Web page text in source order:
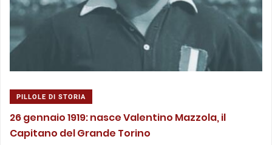
PILLOLE DI STORIA
26 gennaio 1919: nasce Valentino Mazzola, il
Capitano del Grande Torino